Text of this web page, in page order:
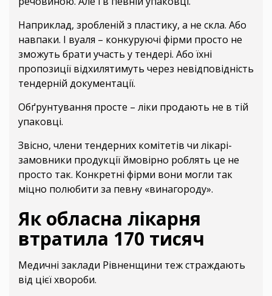
Наприклад, зробленій з пластику, а не скла. Або
навпаки. І вуаля – конкуруючі фірми просто не
зможуть брати участь у тендері. Або їхні
пропозиції відхилятимуть через невідповідність
тендерній документації.
Обґрунтування просте – ліки продають не в тій
упаковці.
Звісно, члени тендерних комітетів чи лікарі-
замовники продукції ймовірно роблять це не
просто так. Конкретні фірми вони могли так
міцно полюбити за певну «винагороду».
Як обласна лікарня
втратила 170 тисяч
Медичні заклади Рівненщини теж страждають
від цієї хвороби.